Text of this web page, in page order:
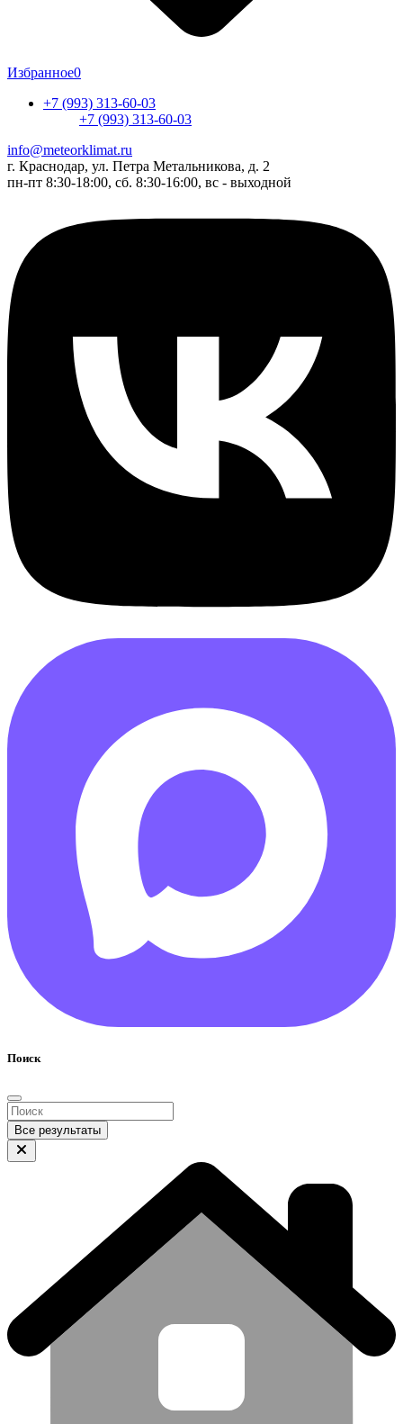
Избранное0
+7 (993) 313-60-03
+7 (993) 313-60-03
info@meteorklimat.ru
г. Краснодар, ул. Петра Метальникова, д. 2
пн-пт 8:30-18:00, сб. 8:30-16:00, вс - выходной
Поиск
Все результаты